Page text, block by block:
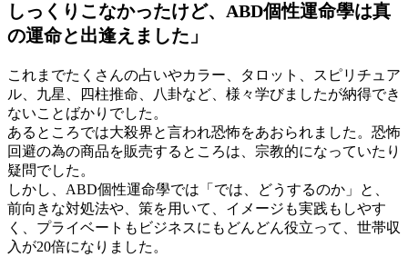
しっくりこなかったけど、ABD個性運命學は真
の運命と出逢えました」
これまでたくさんの占いやカラー、タロット、スピリチュア
ル、九星、四柱推命、八卦など、様々学びましたが納得でき
ないことばかりでした。
あるところでは大殺界と言われ恐怖をあおられました。恐怖
回避の為の商品を販売するところは、宗教的になっていたり
疑問でした。
しかし、ABD個性運命學では「では、どうするのか」と、
前向きな対処法や、策を用いて、イメージも実践もしやす
く、プライベートもビジネスにもどんどん役立って、世帯収
入が20倍になりました。